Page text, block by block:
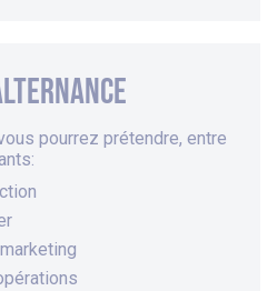
pourrez prétendre, entre